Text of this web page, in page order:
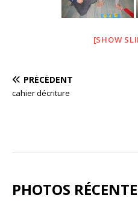
[SHOW
PRÉCÉDENT
cahier décriture
PHOTOS